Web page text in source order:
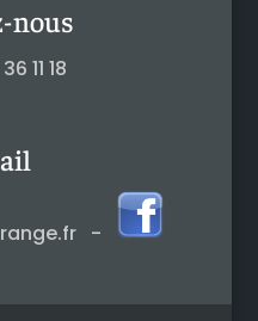
nous
11 18
-